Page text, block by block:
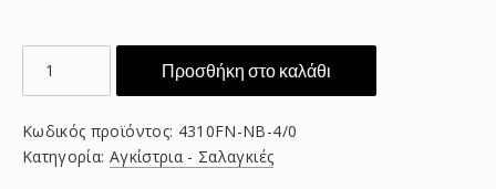
PATROMARE
ΝΙΚΕΛ
4310FΝ/100PCS-
Προσθήκη στο καλάθι
Κωδικός προϊόντος: 4310FN-NB-4/0
Κατηγορία: Αγκίστρια - Σαλαγκιές